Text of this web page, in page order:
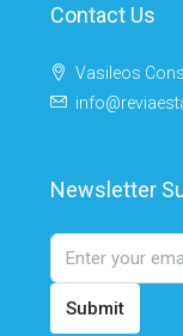
Contact Us
Vasileos
Newsletter
Submit